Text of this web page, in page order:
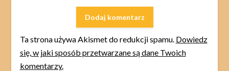
Ta strona używa Akismet do redukcji spamu. Dowiedz
się, w jaki sposób przetwarzane są dane Twoich
komentarzy.